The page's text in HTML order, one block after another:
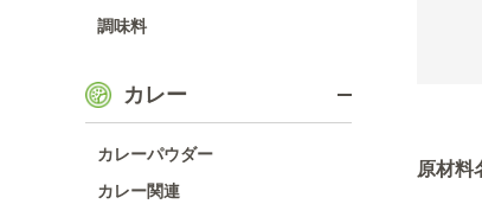
調味料
カレー
カレーパウダー
カレー関連
原材料